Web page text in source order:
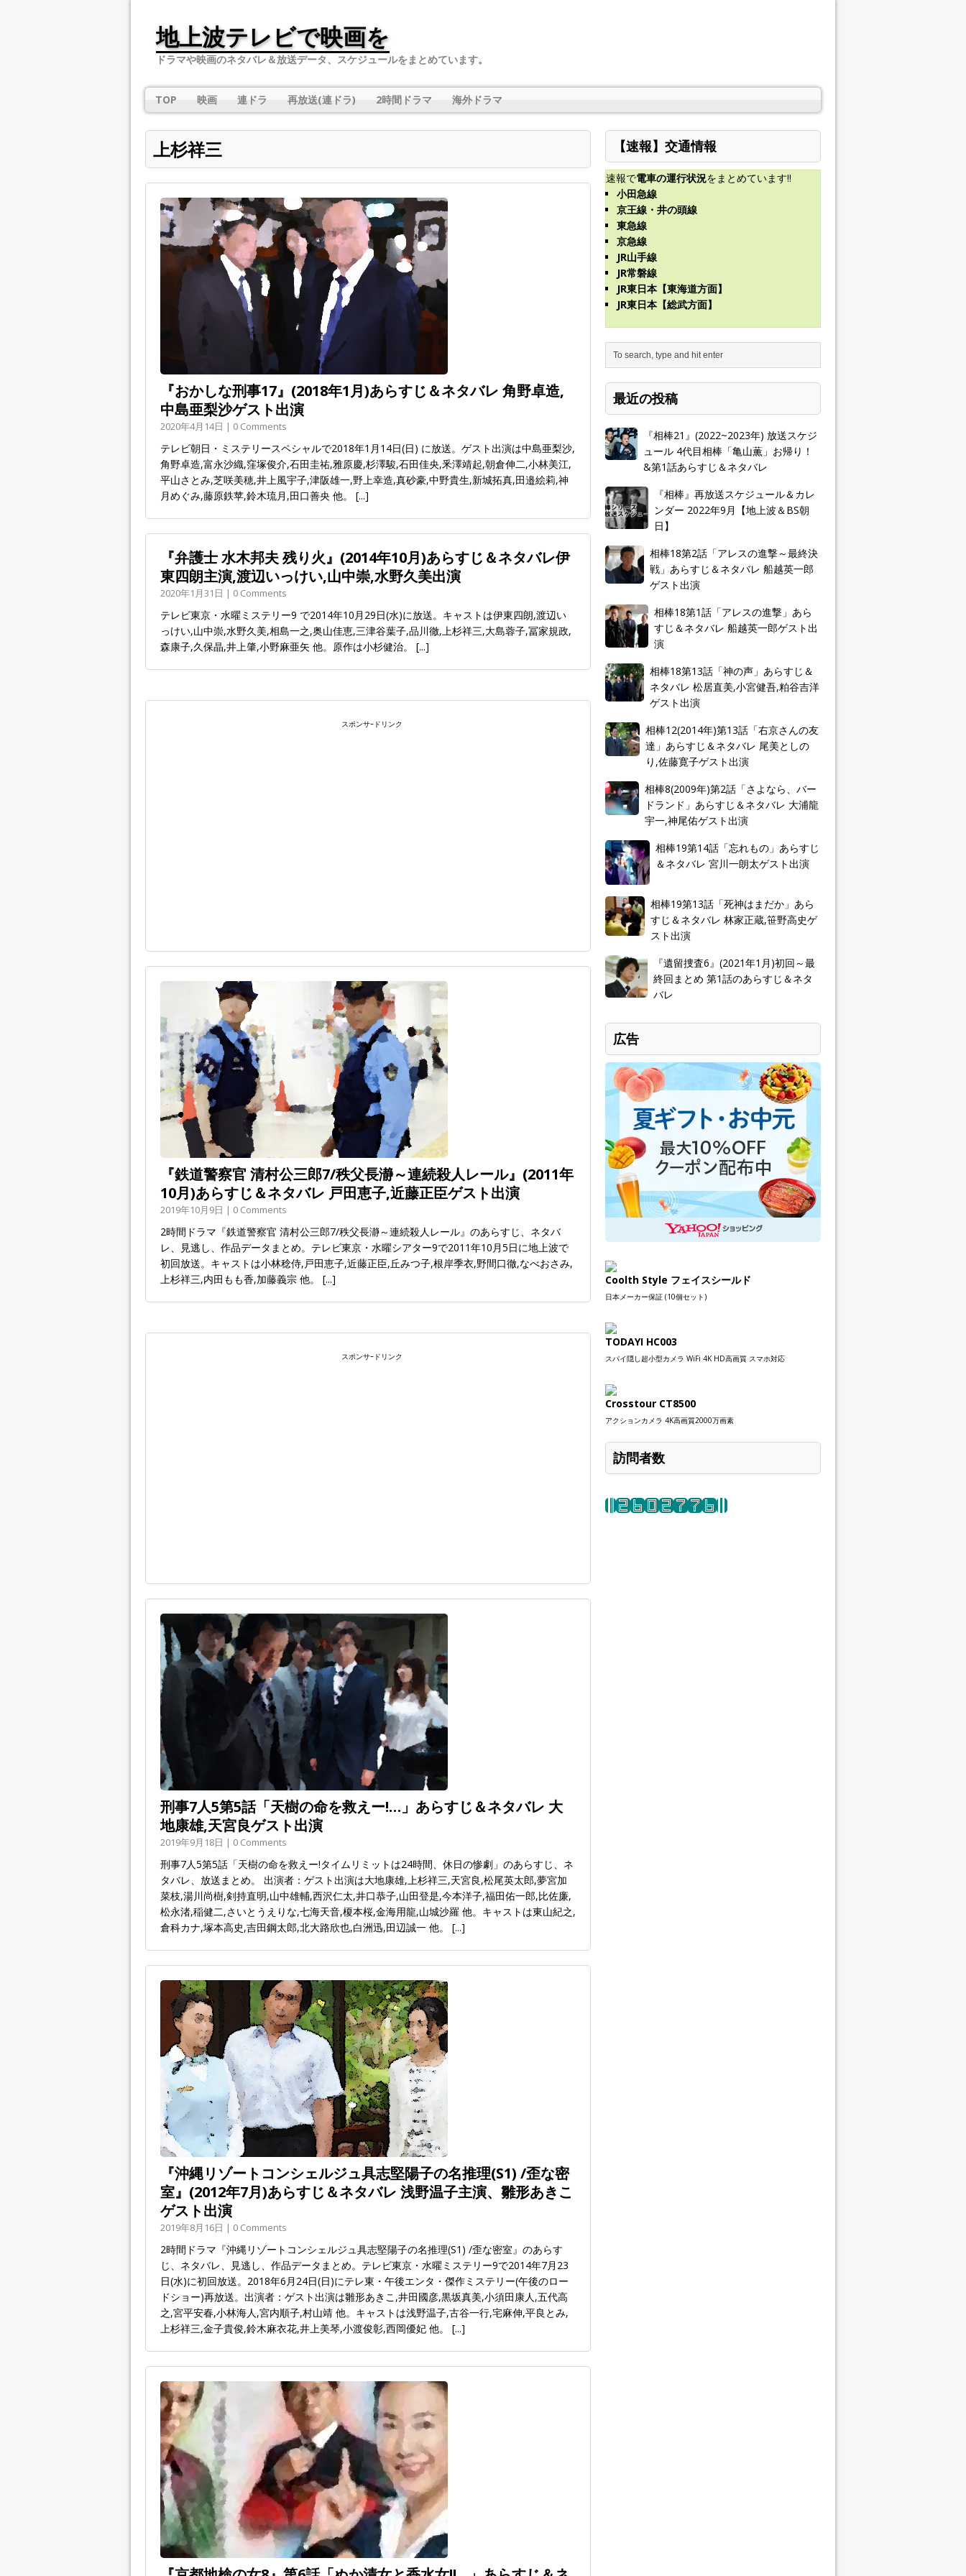
地上波テレビで映画を
ドラマや映画のネタバレ＆放送データ、スケジュールをまとめています。
TOP 映画 連ドラ 再放送(連ドラ) 2時間ドラマ 海外ドラマ
上杉祥三
『おかしな刑事17』(2018年1月)あらすじ＆ネタバレ 角野卓造,
中島亜梨沙ゲスト出演
2020年4月14日 | 0 Comments
テレビ朝日・ミステリースペシャルで2018年1月14日(日) に放送。ゲスト出演は中島亜梨沙,
角野卓造,富永沙織,窪塚俊介,石田圭祐,雅原慶,杉澤駿,石田佳央,釆澤靖起,朝倉伸二,小林美江,
平山さとみ,芝咲美穂,井上風宇子,津阪雄一,野上幸造,真砂豪,中野貴生,新城拓真,田邉絵莉,神
月めぐみ,藤原鉄苹,鈴木琉月,田口善央 他。 [...]
『弁護士 水木邦夫 残り火』(2014年10月)あらすじ＆ネタバレ伊
東四朗主演,渡辺いっけい,山中崇,水野久美出演
2020年1月31日 | 0 Comments
テレビ東京・水曜ミステリー9 で2014年10月29日(水)に放送。キャストは伊東四朗,渡辺い
っけい,山中崇,水野久美,相島一之,奥山佳恵,三津谷葉子,品川徹,上杉祥三,大島蓉子,冨家規政,
森康子,久保晶,井上肇,小野麻亜矢 他。原作は小杉健治。 [...]
スポンサｰドリンク
『鉄道警察官 清村公三郎7/秩父長瀞～連続殺人レール』(2011年
10月)あらすじ＆ネタバレ 戸田恵子,近藤正臣ゲスト出演
2019年10月9日 | 0 Comments
2時間ドラマ『鉄道警察官 清村公三郎7/秩父長瀞～連続殺人レール』のあらすじ、ネタバ
レ、見逃し、作品データまとめ。テレビ東京・水曜シアター9で2011年10月5日に地上波で
初回放送。キャストは小林稔侍,戸田恵子,近藤正臣,丘みつ子,根岸季衣,野間口徹,なべおさみ,
上杉祥三,内田もも香,加藤義宗 他。 [...]
スポンサｰドリンク
刑事7人5第5話「天樹の命を救えー!…」あらすじ＆ネタバレ 大
地康雄,天宮良ゲスト出演
2019年9月18日 | 0 Comments
刑事7人5第5話「天樹の命を救えー!タイムリミットは24時間、休日の惨劇」のあらすじ、ネ
タバレ、放送まとめ。 出演者：ゲスト出演は大地康雄,上杉祥三,天宮良,松尾英太郎,夢宮加
菜枝,湯川尚樹,剣持直明,山中雄輔,西沢仁太,井口恭子,山田登是,今本洋子,福田佑一郎,比佐廉,
松永渚,稲健二,さいとうえりな,七海天音,榎本桜,金海用龍,山城沙羅 他。キャストは東山紀之,
倉科カナ,塚本高史,吉田鋼太郎,北大路欣也,白洲迅,田辺誠一 他。 [...]
『沖縄リゾートコンシェルジュ具志堅陽子の名推理(S1) /歪な密
室』(2012年7月)あらすじ＆ネタバレ 浅野温子主演、雛形あきこ
ゲスト出演
2019年8月16日 | 0 Comments
2時間ドラマ『沖縄リゾートコンシェルジュ具志堅陽子の名推理(S1) /歪な密室』のあらす
じ、ネタバレ、見逃し、作品データまとめ。テレビ東京・水曜ミステリー9で2014年7月23
日(水)に初回放送。2018年6月24日(日)にテレ東・午後エンタ・傑作ミステリー(午後のロー
ドショー)再放送。出演者：ゲスト出演は雛形あきこ,井田國彦,黒坂真美,小須田康人,五代高
之,宮平安春,小林海人,宮内順子,村山靖 他。キャストは浅野温子,古谷一行,宅麻伸,平良とみ,
上杉祥三,金子貴俊,鈴木麻衣花,井上美琴,小渡俊彰,西岡優妃 他。 [...]
【速報】交通情報
速報で電車の運行状況をまとめています!!
小田急線
京王線・井の頭線
東急線
京急線
JR山手線
JR常磐線
JR東日本【東海道方面】
JR東日本【総武方面】
最近の投稿
『相棒21』(2022~2023年) 放送スケジ
ュール 4代目相棒「亀山薫」お帰り！
&第1話あらすじ＆ネタバレ
『相棒』再放送スケジュール＆カレ
ンダー 2022年9月【地上波＆BS朝
日】
相棒18第2話「アレスの進撃～最終決
戦」あらすじ＆ネタバレ 船越英一郎
ゲスト出演
相棒18第1話「アレスの進撃」あら
すじ＆ネタバレ 船越英一郎ゲスト出
演
相棒18第13話「神の声」あらすじ＆
ネタバレ 松居直美,小宮健吾,粕谷吉洋
ゲスト出演
相棒12(2014年)第13話「右京さんの友
達」あらすじ＆ネタバレ 尾美としの
り,佐藤寛子ゲスト出演
相棒8(2009年)第2話「さよなら、バー
ドランド」あらすじ＆ネタバレ 大浦龍
宇一,神尾佑ゲスト出演
相棒19第14話「忘れもの」あらすじ
＆ネタバレ 宮川一朗太ゲスト出演
相棒19第13話「死神はまだか」あら
すじ＆ネタバレ 林家正蔵,笹野高史ゲ
スト出演
『遺留捜査6』(2021年1月)初回～最
終回まとめ 第1話のあらすじ＆ネタ
バレ
広告
Coolth Style フェイスシールド
日本メーカー保証 (10個セット)
TODAYI HC003
スパイ隠し超小型カメラ WiFi 4K HD高画質 スマホ対応
Crosstour CT8500
アクションカメラ 4K高画質2000万画素
訪問者数